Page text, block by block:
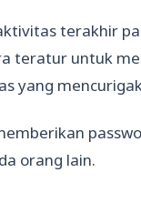
terakhir
teratur untuk
yang
orang lain.